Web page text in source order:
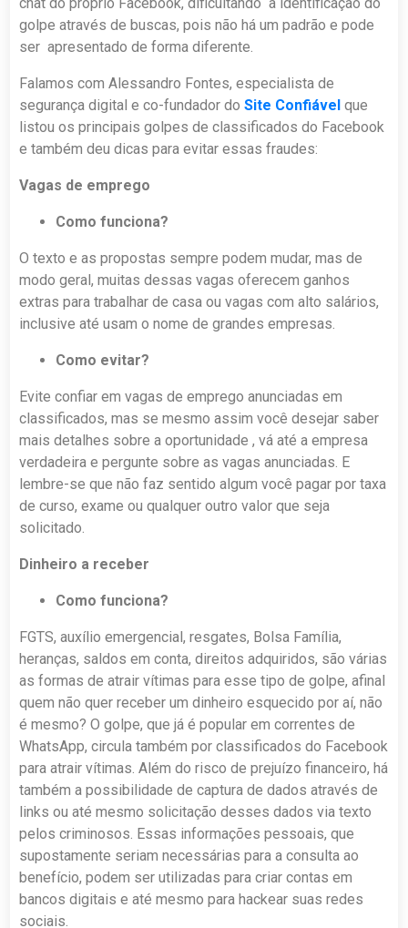
golpe através de buscas, pois não há um padrão e pode
ser apresentado de forma diferente.
Falamos com Alessandro Fontes, especialista de
segurança digital e co-fundador doSite Confiávelque
listou os principais golpes de classificados do Facebook
e também deu dicas para evitar essas fraudes:
Vagas de emprego
Como funciona?
O texto e as propostas sempre podem mudar, mas de
modo geral, muitas dessas vagas oferecem ganhos
extras para trabalhar de casa ou vagas com alto salários,
inclusive até usam o nome de grandes empresas.
Como evitar?
Evite confiar em vagas de emprego anunciadas em
classificados, mas se mesmo assim você desejar saber
mais detalhes sobre a oportunidade , vá até a empresa
verdadeira e pergunte sobre as vagas anunciadas. E
lembre-se que não faz sentido algum você pagar por taxa
de curso, exame ou qualquer outro valor que seja
solicitado.
Dinheiro a receber
Como funciona?
FGTS, auxílio emergencial, resgates, Bolsa Família,
heranças, saldos em conta, direitos adquiridos, são várias
as formas de atrair vítimas para esse tipo de golpe, afinal
quem não quer receber um dinheiro esquecido por aí, não
é mesmo? O golpe, que já é popular em correntes de
WhatsApp, circula também por classificados do Facebook
para atrair vítimas. Além do risco de prejuízo financeiro, há
também a possibilidade de captura de dados através de
links ou até mesmo solicitação desses dados via texto
pelos criminosos. Essas informações pessoais, que
supostamente seriam necessárias para a consulta ao
benefício, podem ser utilizadas para criar contas em
bancos digitais e até mesmo para hackear suas redes
sociais.